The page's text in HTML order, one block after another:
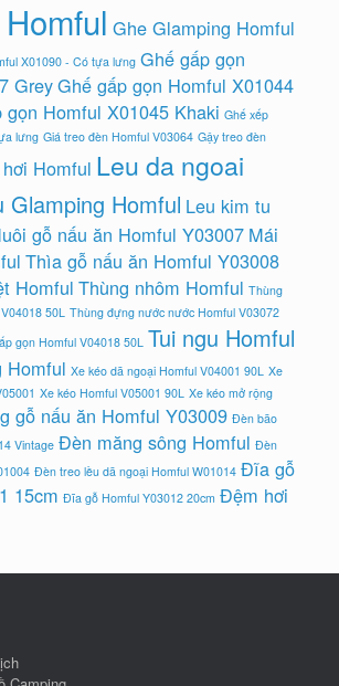
Ghe Glamping Homful
X01090 - Có tựa lưng Ghế gấp gọn
GreyGhế gấp gọn Homful X01044
gọn Homful X01045 Khaki Ghế xếp
lưng Giá treo đèn Homful V03064 Gậy treo đèn
Homful Leu da ngoai
Glamping Homful Leu kim tu
gỗ nấu ăn Homful Y03007 Mái
Thìa gỗ nấu ăn Homful Y03008
Homful Thùng nhôm Homful Thùng
50L Thùng đựng nước nước Homful V03072
gọn Homful V04018 50L Tui ngu Homful
Homful Xe kéo dã ngoại Homful V04001 90L Xe
Xe kéo Homful V05001 90L Xe kéo mở rộng
gỗ nấu ăn Homful Y03009 Đèn bão
Vintage Đèn măng sông Homful Đèn
Đèn treo lều dã ngoại Homful W01014 Đĩa gỗ
15cm Đĩa gỗ Homful Y03012 20cm Đệm hơi